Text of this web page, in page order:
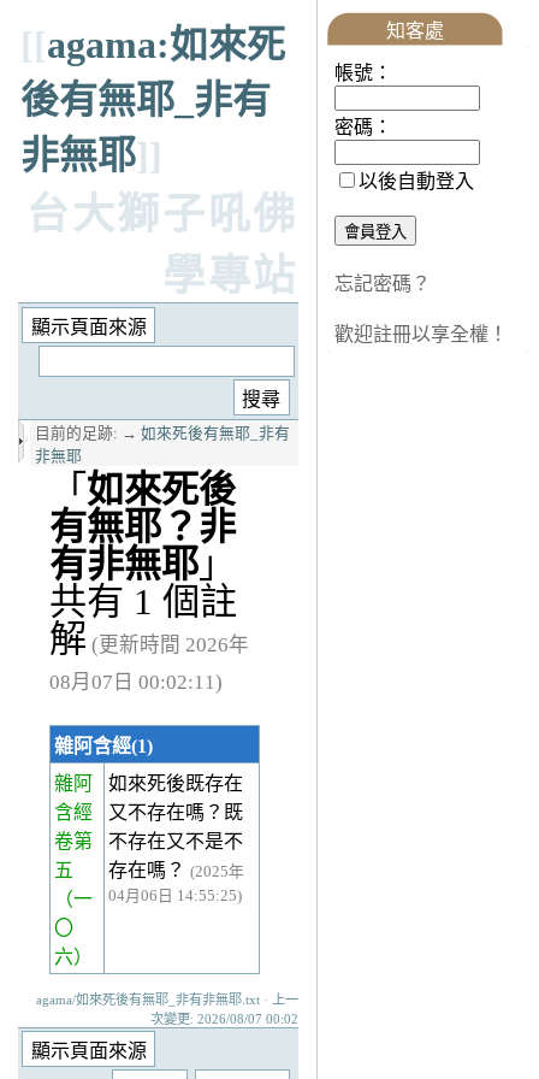
[[agama:如來死
後有無耶_非有
非無耶]]
台大獅子吼佛
學專站
目前的足跡: → 如來死後有無耶_非有
非無耶
「 如來死後
有無耶？非
有非無耶 」
共有 1 個註
解 (更新時間 2026年
08月07日 00:02:11)
雜阿含經(1)
雜阿
含經
卷第
五
（一
〇
六）
如來死後既存在
又不存在嗎？既
不存在又不是不
存在嗎？ (2025年
04月06日 14:55:25)
agama/如來死後有無耶_非有非無耶.txt · 上一
次變更: 2026/08/07 00:02
知客處
帳號：
密碼：
以後自動登入
忘記密碼？
歡迎註冊以享全權！